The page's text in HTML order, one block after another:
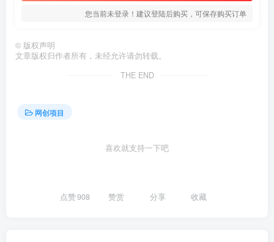
您当前未登录！建议登陆后购买，可保存购买订单
© 版权声明
文章版权归作者所有，未经允许请勿转载。
THE END
网创项目
喜欢就支持一下吧
点赞908 赞赏 分享 收藏